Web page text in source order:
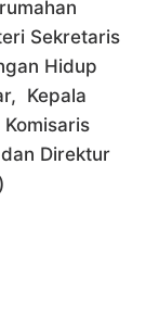
Sekretaris
Hidup
Kepala
Direktur
)